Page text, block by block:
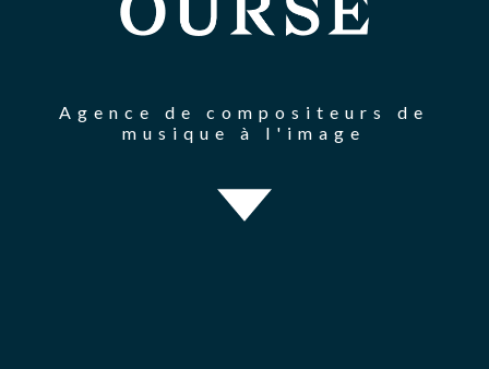
Agence de compositeurs de
musique à l'image